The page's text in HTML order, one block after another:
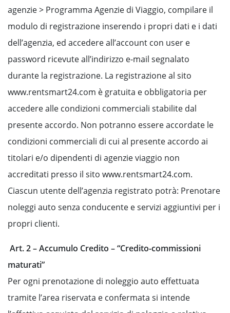
agenzie > Programma Agenzie di Viaggio, compilare il
modulo di registrazione inserendo i propri dati e i dati
dell’agenzia, ed accedere all’account con user e
password ricevute all’indirizzo e-mail segnalato
durante la registrazione. La registrazione al sito
www.rentsmart24.com è gratuita e obbligatoria per
accedere alle condizioni commerciali stabilite dal
presente accordo. Non potranno essere accordate le
condizioni commerciali di cui al presente accordo ai
titolari e/o dipendenti di agenzie viaggio non
accreditati presso il sito www.rentsmart24.com.
Ciascun utente dell’agenzia registrato potrà: Prenotare
noleggi auto senza conducente e servizi aggiuntivi per i
propri clienti.
Art. 2 – Accumulo Credito – “Credito-commissioni
maturati”
Per ogni prenotazione di noleggio auto effettuata
tramite l’area riservata e confermata si intende